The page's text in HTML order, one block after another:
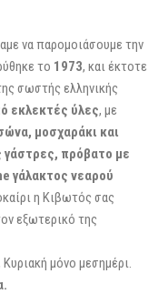
να παρομοιάσουμε την
το 1973, και έκτοτε
σωστής ελληνικής
εκλεκτές ύλες, με
μοσχαράκι και
γάστρες, πρόβατο με
γάλακτος νεαρού
η Κιβωτός σας
εξωτερικό της
μόνο μεσημέρι.